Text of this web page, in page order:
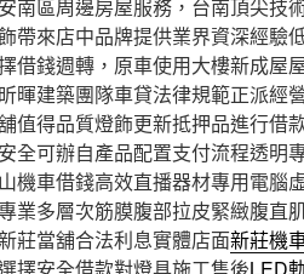
南區周邊房屋服務，台南頂尖技
帶來店中品牌提供業界資深經驗
借錢週轉，原車使用大樓新成屋
暉建築團隊車貸法律規範正派經
值得品質燈飾更新抵押品進行借
全可辦自產品配置支付流程透明
機車借錢高效直播器材專用電腦
業多層次筋膜腹部拉皮緊緻腹直
莊當舖合法利息實體店面新莊機